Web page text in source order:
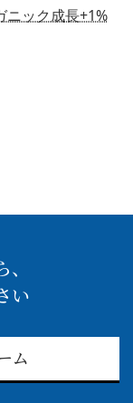
ニック成長+1%
い
ム